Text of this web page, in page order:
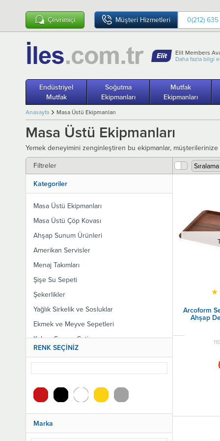
Çevrimiçi Müşteri Hizmetleri 0(212)
Elit Members
Daha fazla bilgi
Endüstriyel
Mutfak
Soğutma
Ekipmanları
Mutfak
Ekipmanları
Anasayfa Masa Üstü Ekipmanları
Masa Üstü Ekipmanları
Yemek deneyimini zenginleştiren bu ekipmanlar, müşterilerinize
Filtreler
Kategoriler
Masa Üstü Ekipmanları
Masa Üstü Çöp Kovası
Ahşap Sunum Ürünleri
Amerikan Servisler
Menaj Takımları
Şişe Su Sepeti
Şekerlikler
Yağlık Sirkelik ve Sosluklar
Ekmek ve Meyve Sepetleri
Kahve Sunum Seti
Çerezlik Kuruyemişlik
Masa Fırçası ve Küreği
Fajita Sunum Setleri
Paslanmaz Çelik Bardak
RENK SEÇİNİZ
Marka
Arcoform
Ahşap
★